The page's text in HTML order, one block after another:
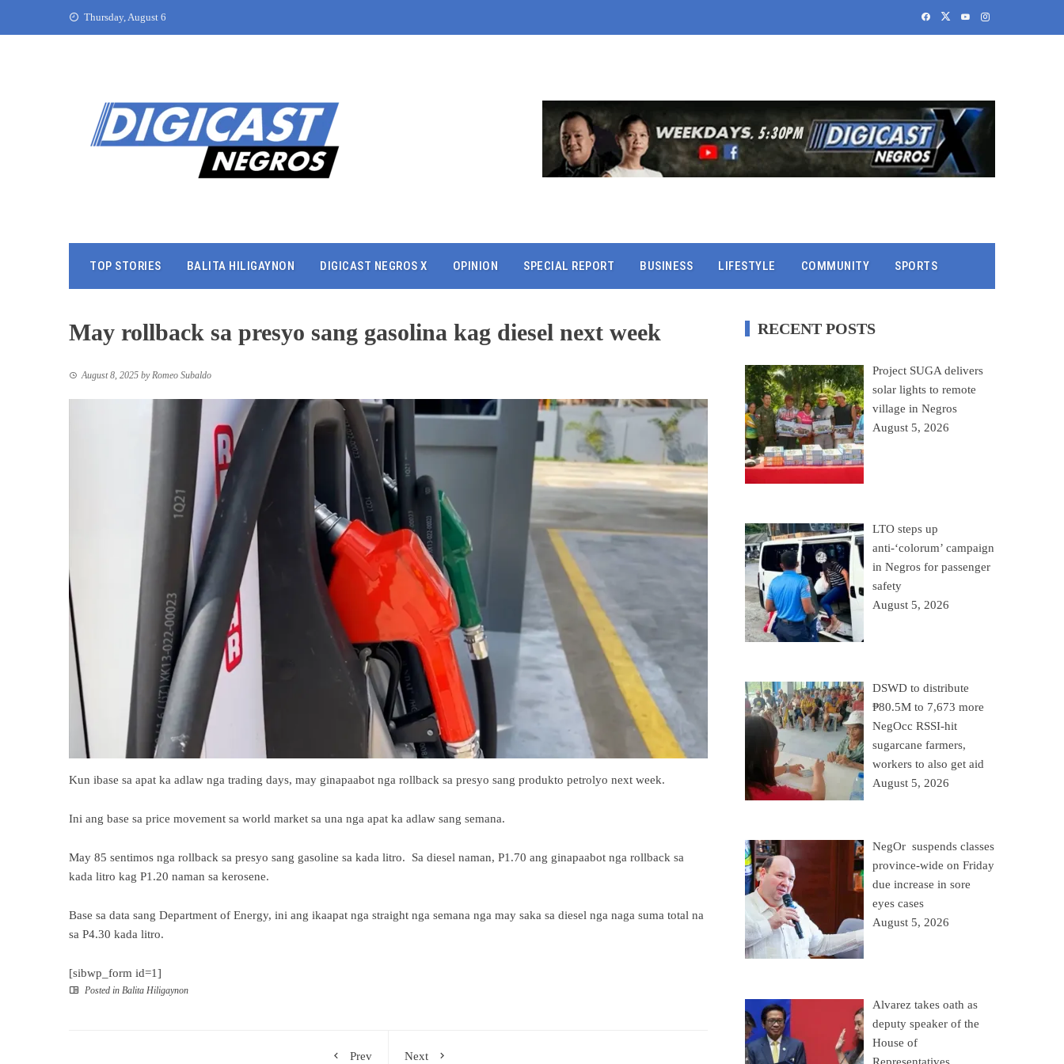
Thursday, August 6
TOP STORIES BALITA HILIGAYNON DIGICAST NEGROS X OPINION SPECIAL REPORT BUSINESS LIFESTYLE COMMUNITY SPORTS
May rollback sa presyo sang gasolina kag diesel next week
August 8, 2025 byRomeo Subaldo
Kun ibase sa apat ka adlaw nga trading days, may ginapaabot nga rollback sa presyo sang produkto petrolyo next week.
Ini ang base sa price movement sa world market sa una nga apat ka adlaw sang semana.
May 85 sentimos nga rollback sa presyo sang gasoline sa kada litro. Sa diesel naman, P1.70 ang ginapaabot nga rollback sa
kada litro kag P1.20 naman sa kerosene.
Base sa data sang Department of Energy, ini ang ikaapat nga straight nga semana nga may saka sa diesel nga naga suma total na
sa P4.30 kada litro.
[sibwp_form id=1]
Posted in Balita Hiligaynon
Prev Next
RECENT POSTS
Project SUGA delivers
solar lights to remote
village in Negros
August 5, 2026
LTO steps up
anti-‘colorum’ campaign
in Negros for passenger
safety
August 5, 2026
DSWD to distribute
₱80.5M to 7,673 more
NegOcc RSSI-hit
sugarcane farmers,
workers to also get aid
August 5, 2026
NegOr suspends classes
province-wide on Friday
due increase in sore
eyes cases
August 5, 2026
Alvarez takes oath as
deputy speaker of the
House of